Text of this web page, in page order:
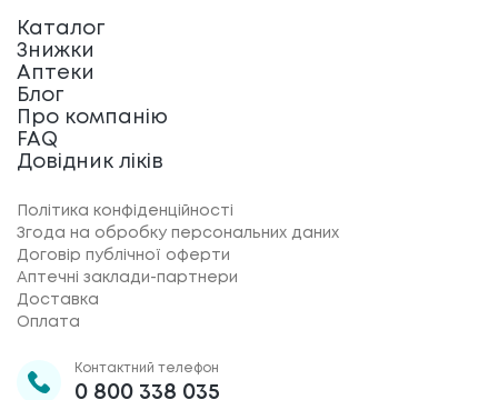
Каталог
Знижки
Аптеки
Блог
Про компанію
FAQ
Довідник ліків
Політика конфіденційності
Згода на обробку персональних даних
Договір публічної оферти
Аптечні заклади-партнери
Доставка
Оплата
Контактний телефон
0 800 338 035